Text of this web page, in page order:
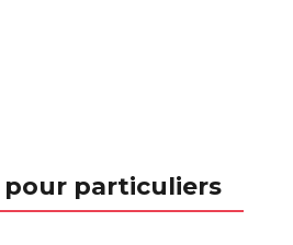
pour particuliers